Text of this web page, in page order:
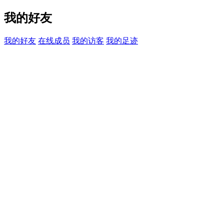
我的好友
我的好友 在线成员 我的访客 我的足迹